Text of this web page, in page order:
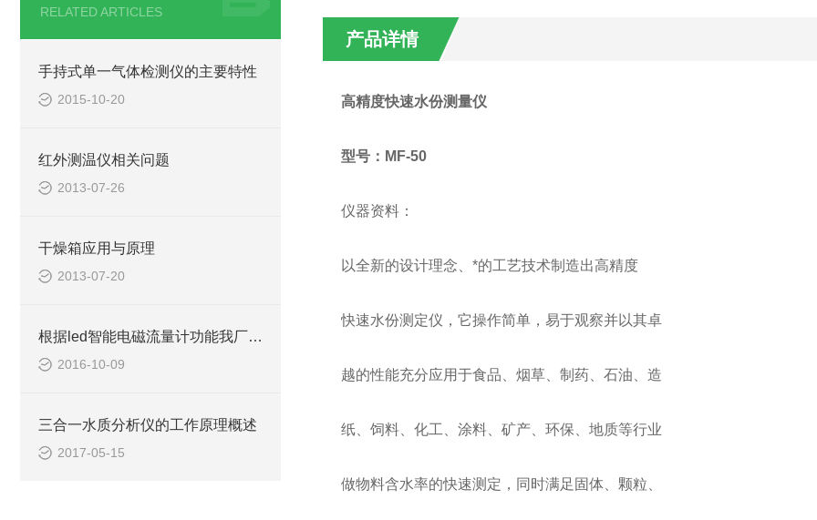
RELATED ARTICLES
手持式单一气体检测仪的主要特性
2015-10-20
红外测温仪相关问题
2013-07-26
干燥箱应用与原理
2013-07-20
根据led智能电磁流量计功能我厂做了许多改进
2016-10-09
三合一水质分析仪的工作原理概述
2017-05-15
产品详情
高精度快速水份测量仪
型号：MF-50
仪器资料：
以全新的设计理念、*的工艺技术制造出高精度
快速水份测定仪，它操作简单，易于观察并以其卓
越的性能充分应用于食品、烟草、制药、石油、造
纸、饲料、化工、涂料、矿产、环保、地质等行业
做物料含水率的快速测定，同时满足固体、颗粒、